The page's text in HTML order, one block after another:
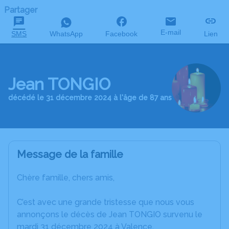
Partager
SMS WhatsApp Facebook E-mail Lien
Jean TONGIO
décédé le 31 décembre 2024 à l'âge de 87 ans
Message de la famille
Chère famille, chers amis,
C’est avec une grande tristesse que nous vous
annonçons le décès de Jean TONGIO survenu le
mardi 31 décembre 2024 à Valence.